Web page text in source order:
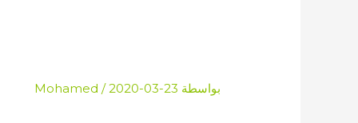
بواسطة Mohamed /2020-03-23